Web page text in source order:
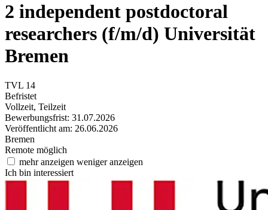
2 independent postdoctoral
researchers (f/m/d) Universität
Bremen
TVL 14
Befristet
Vollzeit, Teilzeit
Bewerbungsfrist: 31.07.2026
Veröffentlicht am: 26.06.2026
Bremen
Remote möglich
mehr anzeigen weniger anzeigen
Ich bin interessiert